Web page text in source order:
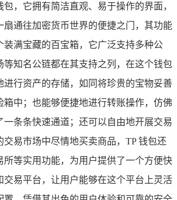
，它拥有简洁直观、易于操作的界面，
扇通往加密货币世界的便捷之门，其功能
装满宝藏的百宝箱，它广泛支持多种公
等知名公链都在其支持之列，在这个钱包
进行资产的存储，如同将珍贵的宝物妥善
箱中；也能够便捷地进行转账操作，仿佛
一条条快速通道；还可以自由地开展交易
交易市场中尽情地买卖商品，TP 钱包还
所等实用功能，为用户提供了一个方便快
交易平台，让用户能够在这个平台上灵活